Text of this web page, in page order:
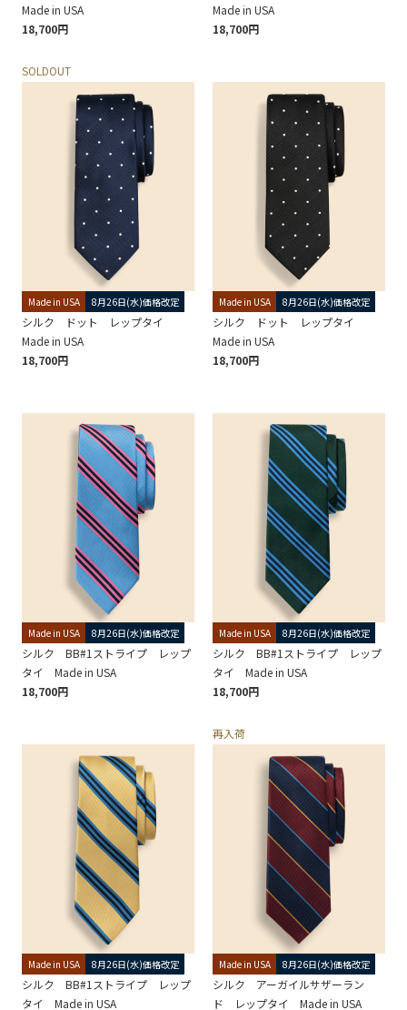
Made in USA
18,700円
Made in USA
18,700円
SOLDOUT
Made in USA 8月26日(水)価格改定
シルク ドット レップタイ
Made in USA
18,700円
Made in USA 8月26日(水)価格改定
シルク ドット レップタイ
Made in USA
18,700円
Made in USA 8月26日(水)価格改定
シルク BB#1ストライプ レップ
タイ Made in USA
18,700円
Made in USA 8月26日(水)価格改定
シルク BB#1ストライプ レップ
タイ Made in USA
18,700円
Made in USA 8月26日(水)価格改定
シルク BB#1ストライプ レップ
タイ Made in USA
再入荷
Made in USA 8月26日(水)価格改定
シルク アーガイルサザーラン
ド レップタイ Made in USA